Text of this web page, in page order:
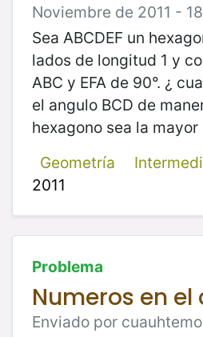
Noviembre de 2011 -
Sea ABCDEF un
lados de longitud 1 y
ABC y EFA de 90°. ¿
el angulo BCD de
hexagono sea la mayor
Geometría
2011
Problema
Numeros en el
Enviado por